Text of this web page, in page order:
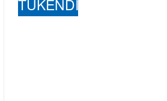
TÜKENDİ